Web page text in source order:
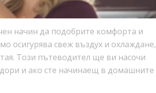
начин да подобрите комфорта и
осигурява свеж въздух и охлаждане,
Този пътеводител ще ви насочи
и ако сте начинаещ в домашните